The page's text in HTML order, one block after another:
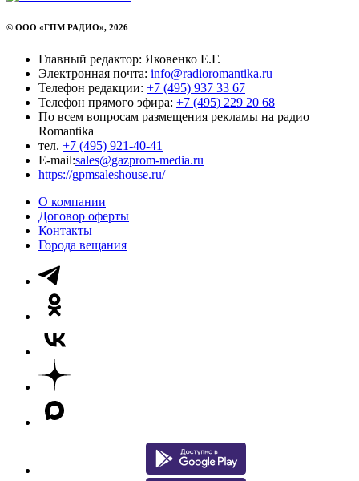
© ООО «ГПМ РАДИО», 2026
Главный редактор: Яковенко Е.Г.
Электронная почта: info@radioromantika.ru
Телефон редакции: +7 (495) 937 33 67
Телефон прямого эфира: +7 (495) 229 20 68
По всем вопросам размещения рекламы на радио
Romantika
тел. +7 (495) 921-40-41
E-mail:sales@gazprom-media.ru
https://gpmsaleshouse.ru/
О компании
Договор оферты
Контакты
Города вещания